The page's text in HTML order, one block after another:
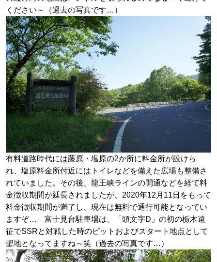
ください～（過去の写真です…）
有料道路時代には藤原・塩原の2か所に料金所が設けら
れ、塩原料金所付近にはトイレなどを備えた広場も整備さ
れていました。その後、龍王峡ラインの開通などを経て料
金徴収期間が延長されましたが、2020年12月11日をもって
料金徴収期間が満了し、現在は無料で通行可能となってい
ますぞ… 富士見台駐車場は、「頭文字D」の初の栃木遠
征でSSRと対戦した時のピットおよびスタート地点として
聖地となってますね～笑（過去の写真です…）